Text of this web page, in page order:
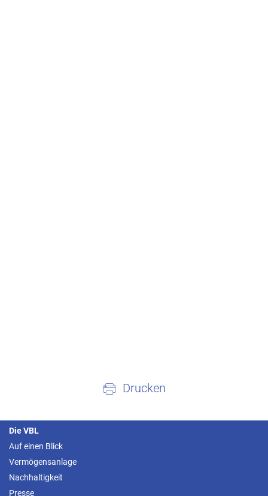
Drucken
Die VBL
Auf einen Blick
Vermögensanlage
Nachhaltigkeit
Presse